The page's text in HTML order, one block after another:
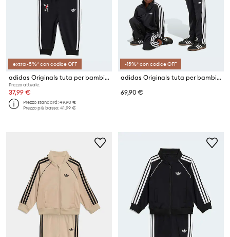
extra -5%* con codice OFF
adidas Originals tuta per bambini con cotone
Prezzo attuale:
37,99 €
Prezzo standard:49,90 €
Prezzo più basso:41,99 €
-15%* con codice OFF
adidas Originals tuta per bambini
69,90 €